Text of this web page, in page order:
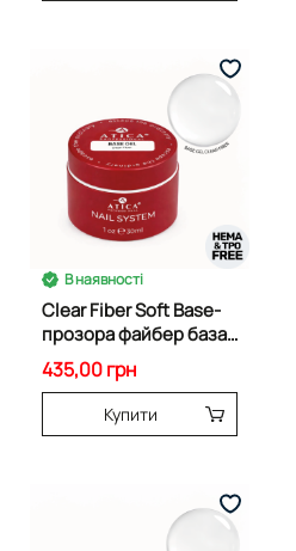
В наявності
Clear Fiber Soft Base-
прозора файбер база
30 мл
435,00 грн
Купити